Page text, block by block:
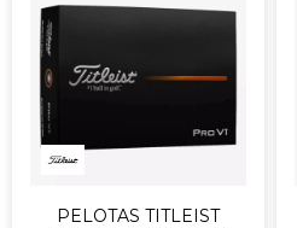
PELOTAS TITLEIST